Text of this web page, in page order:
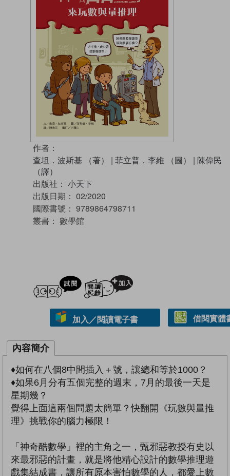
作者：
查坦．波斯基 （著）
| 菲立普．李維 （圖） | 陳偉民
（譯）
出版社： 小天下
出版日期： 02/2020
國際書號： 9789864798711
叢書： 數學館
試閲
加入／閱讀電子書 借閱實體
內容簡介
♦如何在八個8中間插入＋號，讓總和等於1000？
♦如果6月分有五個完整的週末，7月的最後一天是
星期幾？
覺得上面這兩個問題太簡單？快翻開《玩數與量推
理》挑戰你的腦力極限！
「神奇酷數學」裡的主角之一，甄邪惡教授有史以
來最邪惡的計畫，就是將他精心設計的數學推理遊
戲集結成書，讓所有原本害怕數學的人，都愛上數